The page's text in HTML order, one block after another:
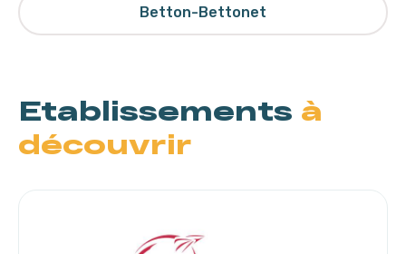
Betton-Bettonet
Etablissements à
découvrir